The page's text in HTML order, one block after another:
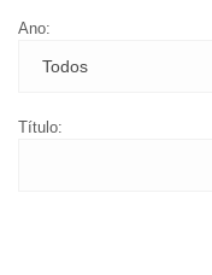
Ano:
Título: